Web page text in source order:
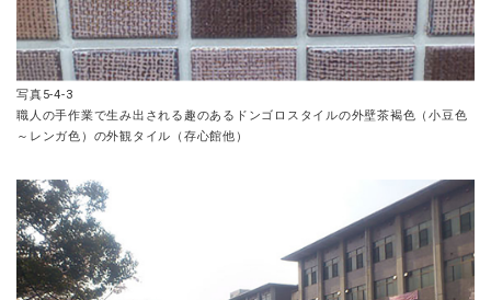
写真5-4-3
職人の手作業で生み出される趣のあるドンゴロスタイルの外壁茶褐色（小豆色
～レンガ色）の外観タイル（存心館他）